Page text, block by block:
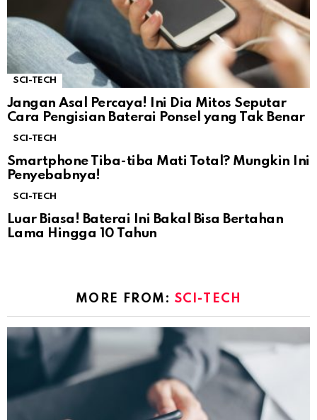
SCI-TECH
Jangan Asal Percaya! Ini Dia Mitos Seputar
Cara Pengisian Baterai Ponsel yang Tak Benar
SCI-TECH
Smartphone Tiba-tiba Mati Total? Mungkin Ini
Penyebabnya!
SCI-TECH
Luar Biasa! Baterai Ini Bakal Bisa Bertahan
Lama Hingga 10 Tahun
MORE FROM: SCI-TECH